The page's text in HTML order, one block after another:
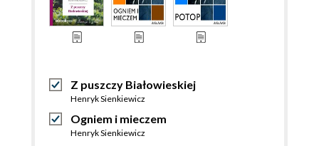
Z puszczy Białowieskiej
Henryk Sienkiewicz
Ogniem i mieczem
Henryk Sienkiewicz